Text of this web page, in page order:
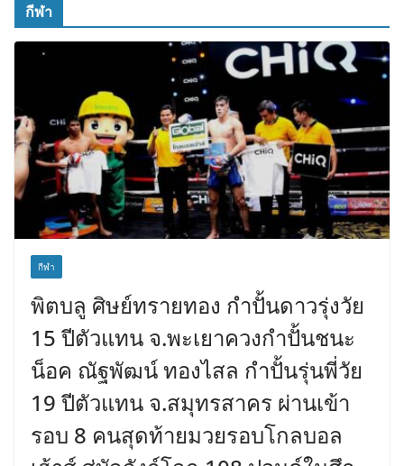
กีฬา
กีฬา
พิตบลู ศิษย์ทรายทอง กำปั้นดาวรุ่งวัย
15 ปีตัวแทน จ.พะเยาควงกำปั้นชนะ
น็อค ณัฐพัฒน์ ทองไสล กำปั้นรุ่นพี่วัย
19 ปีตัวแทน จ.สมุทรสาคร ผ่านเข้า
รอบ 8 คนสุดท้ายมวยรอบโกลบอล